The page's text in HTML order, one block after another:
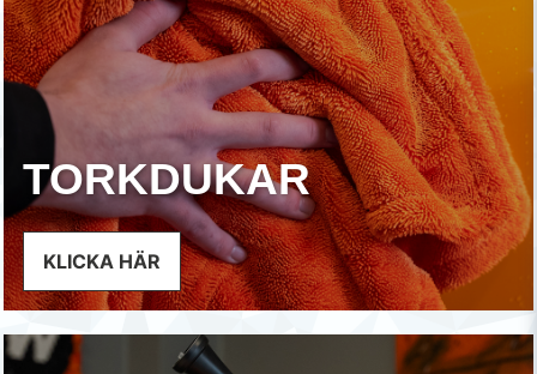
TORKDUKAR
KLICKA HÄR